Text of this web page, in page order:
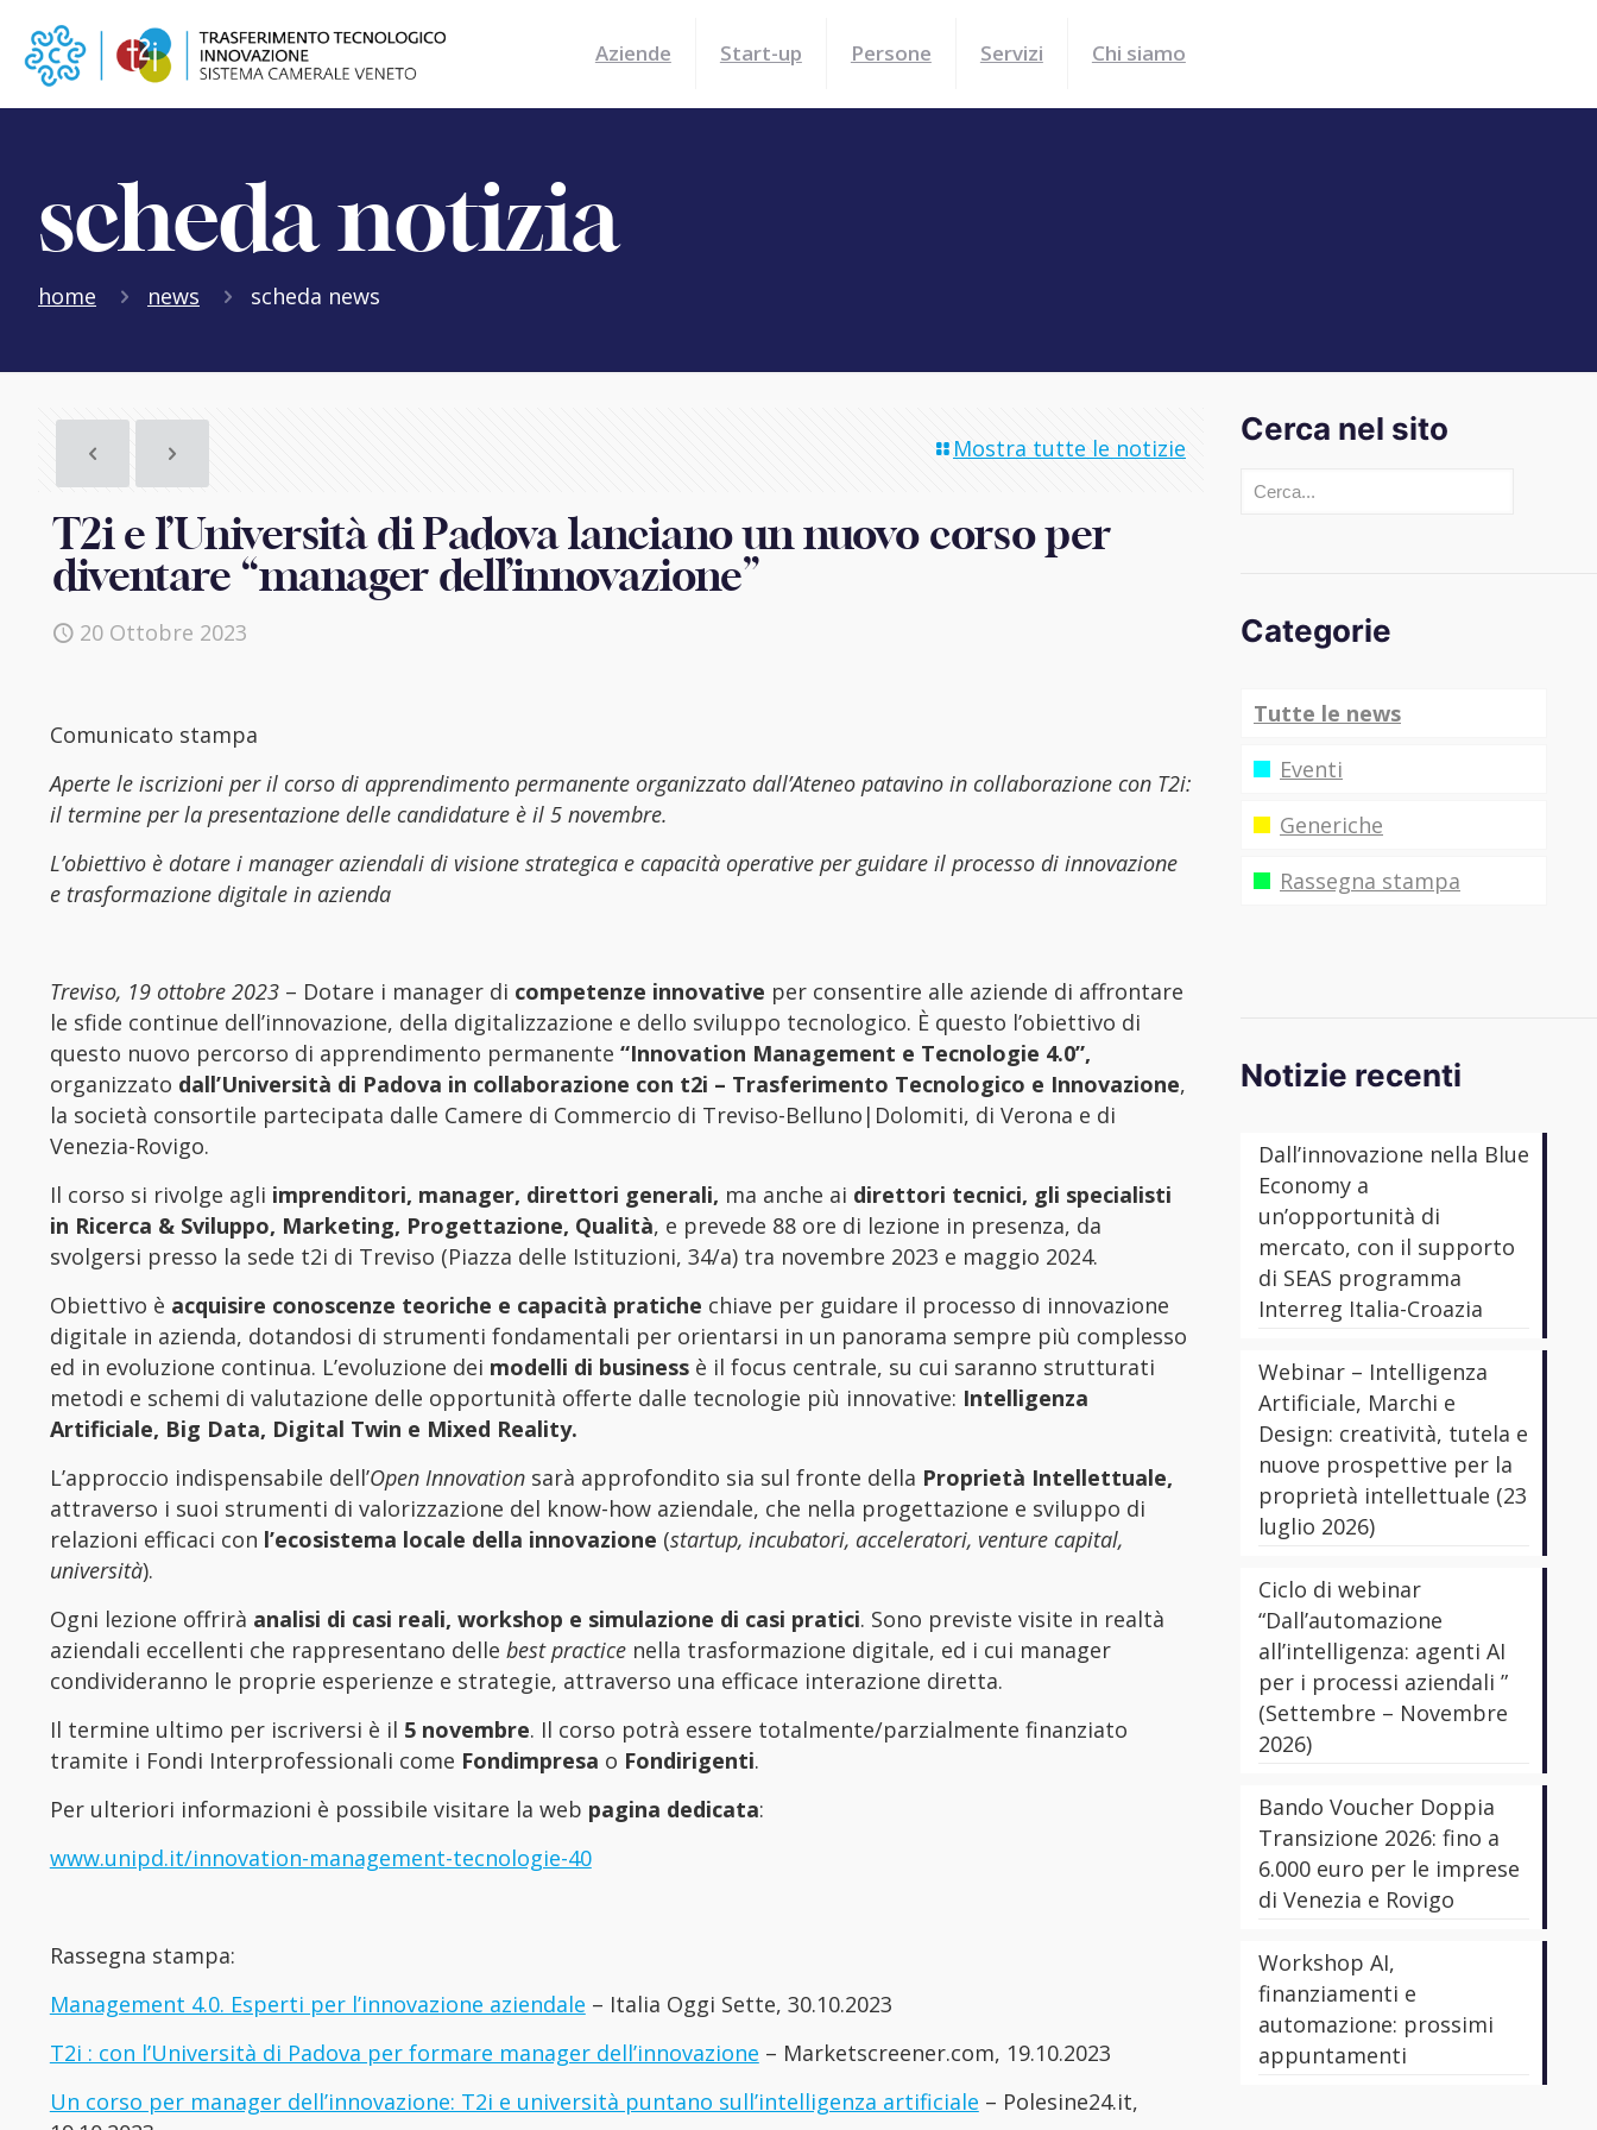
Aziende Start-up Persone Servizi Chi siamo
scheda notizia
home news scheda news
Mostra tutte le notizie
T2i e l’Università di Padova lanciano un nuovo corso per
diventare “manager dell’innovazione”
20 Ottobre 2023
Comunicato stampa
Aperte le iscrizioni per il corso di apprendimento permanente organizzato dall’Ateneo patavino in collaborazione con T2i:
il termine per la presentazione delle candidature è il 5 novembre.
L’obiettivo è dotare i manager aziendali di visione strategica e capacità operative per guidare il processo di innovazione
e trasformazione digitale in azienda
Treviso, 19 ottobre 2023– Dotare i manager di competenze innovative per consentire alle aziende di affrontare
le sfide continue dell’innovazione, della digitalizzazione e dello sviluppo tecnologico. È questo l’obiettivo di
questo nuovo percorso di apprendimento permanente “Innovation Management e Tecnologie 4.0”,
organizzato dall’Università di Padova in collaborazione con t2i – Trasferimento Tecnologico e Innovazione,
la società consortile partecipata dalle Camere di Commercio di Treviso-Belluno|Dolomiti, di Verona e di
Venezia-Rovigo.
Il corso si rivolge agli imprenditori, manager, direttori generali, ma anche ai direttori tecnici, gli specialisti
in Ricerca & Sviluppo, Marketing, Progettazione, Qualità, e prevede 88 ore di lezione in presenza, da
svolgersi presso la sede t2i di Treviso (Piazza delle Istituzioni, 34/a) tra novembre 2023 e maggio 2024.
Obiettivo è acquisire conoscenze teoriche e capacità pratiche chiave per guidare il processo di innovazione
digitale in azienda, dotandosi di strumenti fondamentali per orientarsi in un panorama sempre più complesso
ed in evoluzione continua. L’evoluzione dei modelli di businessè il focus centrale, su cui saranno strutturati
metodi e schemi di valutazione delle opportunità offerte dalle tecnologie più innovative: Intelligenza
Artificiale, Big Data, Digital Twin e Mixed Reality.
L’approccio indispensabile dell’Open Innovationsarà approfondito sia sul fronte della Proprietà Intellettuale,
attraverso i suoi strumenti di valorizzazione del know-how aziendale, che nella progettazione e sviluppo di
relazioni efficaci con l’ecosistema locale della innovazione (startup, incubatori, acceleratori, venture capital,
università).
Ogni lezione offrirà analisi di casi reali, workshop e simulazione di casi pratici. Sono previste visite in realtà
aziendali eccellenti che rappresentano delle best practicenella trasformazione digitale, ed i cui manager
condivideranno le proprie esperienze e strategie, attraverso una efficace interazione diretta.
Il termine ultimo per iscriversi è il 5 novembre. Il corso potrà essere totalmente/parzialmente finanziato
tramite i Fondi Interprofessionali come Fondimpresa o Fondirigenti.
Per ulteriori informazioni è possibile visitare la web pagina dedicata:
www.unipd.it/innovation-management-tecnologie-40
Rassegna stampa:
Management 4.0. Esperti per l’innovazione aziendale – Italia Oggi Sette, 30.10.2023
T2i : con l’Università di Padova per formare manager dell’innovazione – Marketscreener.com, 19.10.2023
Un corso per manager dell’innovazione: T2i e università puntano sull’intelligenza artificiale – Polesine24.it,
Cerca nel sito
Cerca
Categorie
Tutte le news
Eventi
Generiche
Rassegna stampa
Notizie recenti
Dall’innovazione nella Blue
Economy a
un’opportunità di
mercato, con il supporto
di SEAS programma
Interreg Italia-Croazia
Webinar – Intelligenza
Artificiale, Marchi e
Design: creatività, tutela e
nuove prospettive per la
proprietà intellettuale (23
luglio 2026)
Ciclo di webinar
“Dall’automazione
all’intelligenza: agenti AI
per i processi aziendali ”
(Settembre – Novembre
2026)
Bando Voucher Doppia
Transizione 2026: fino a
6.000 euro per le imprese
di Venezia e Rovigo
Workshop AI,
finanziamenti e
automazione: prossimi
appuntamenti